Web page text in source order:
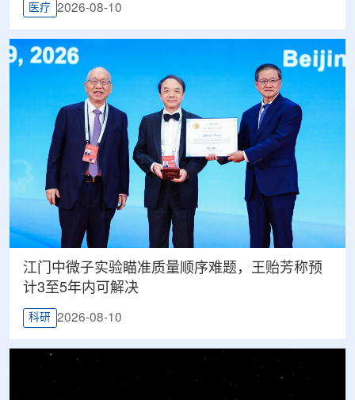
医疗 2026-08-10
江门中微子实验瞄准质量顺序难题，王贻芳称预
计3至5年内可解决
科研 2026-08-10